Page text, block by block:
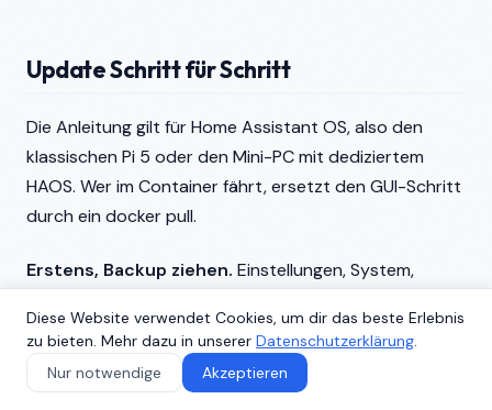
Update Schritt für Schritt
Die Anleitung gilt für Home Assistant OS, also den
klassischen Pi 5 oder den Mini-PC mit dediziertem
HAOS. Wer im Container fährt, ersetzt den GUI-Schritt
durch ein docker pull.
Erstens, Backup ziehen. Einstellungen, System,
benennen. Snapshot dauert je nach Setup-Grösse
zwei bis zehn Minuten. Bei Holger waren es vier
Minuten für 1,8 GB. Den Snapshot bitte zusätzlich auf
Diese Website verwendet Cookies, um dir das beste Erlebnis
zu bieten. Mehr dazu in unserer Datenschutzerklärung.
Nur notwendige
Akzeptieren